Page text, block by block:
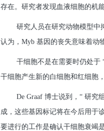
存在。研究者发现血液细胞的机
研究人员在研究动物模型中
认为，Myb 基因的丧失意味着动
干细胞不是在需要时仍处于
干细胞产生新的白细胞和红细胞
De Graaf 博士说到，“ 研究
成，这些基因标记将在今后用于
要进行的工作是确认干细胞衰竭